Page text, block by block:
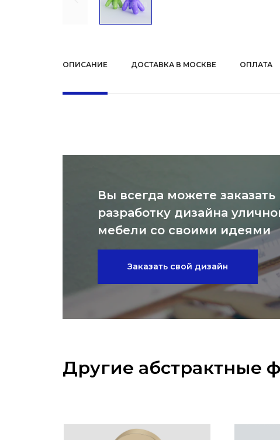
ОПИСАНИЕ ДОСТАВКА В МОСКВЕ ОПЛАТА
Вы всегда можете заказать
разработку дизайна
мебели со своими идеями
Заказать свой дизайн
Другие абстрактные